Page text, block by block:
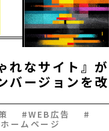
れなサイト』
バージョンを
#WEB広告 #
ームページ